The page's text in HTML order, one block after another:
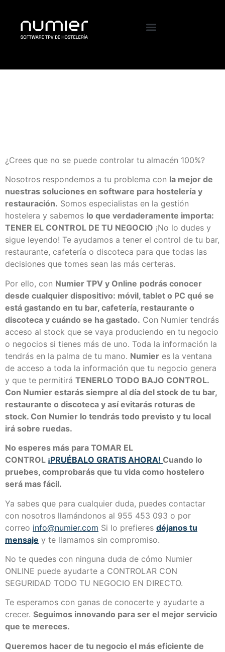
¿Crees que no se puede controlar tu almacén 100%?
Nosotros respondemos a tu problema con la mejor de
nuestras soluciones en software para hostelería y
restauración. Somos especialistas en la gestión
hostelera y sabemos lo que verdaderamente importa:
TENER EL CONTROL DE TU NEGOCIO ¡No lo dudes y
sigue leyendo! Te ayudamos a tener el control de tu bar,
restaurante, cafetería o discoteca para que todas las
decisiones que tomes sean las más certeras.
Por ello, con Numier TPV y Online podrás conocer
desde cualquier dispositivo: móvil, tablet o PC qué se
está gastando en tu bar, cafetería, restaurante o
discoteca y cuándo se ha gastado. Con Numier tendrás
acceso al stock que se vaya produciendo en tu negocio
o negocios si tienes más de uno. Toda la información la
tendrás en la palma de tu mano. Numier es la ventana
de acceso a toda la información que tu negocio genera
y que te permitirá TENERLO TODO BAJO CONTROL.
Con Numier estarás siempre al día del stock de tu bar,
restaurante o discoteca y así evitarás roturas de
stock. Con Numier lo tendrás todo previsto y tu local
irá sobre ruedas.
No esperes más para TOMAR EL
CONTROL ¡PRUÉBALO GRATIS AHORA! Cuando lo
pruebes, comprobarás que tu vida como hostelero
será mas fácil.
Ya sabes que para cualquier duda, puedes contactar
con nosotros llamándonos al 955 453 093 o por
correo info@numier.com Si lo prefieres déjanos tu
mensaje y te llamamos sin compromiso.
No te quedes con ninguna duda de cómo Numier
ONLINE puede ayudarte a CONTROLAR CON
SEGURIDAD TODO TU NEGOCIO EN DIRECTO.
Te esperamos con ganas de conocerte y ayudarte a
crecer. Seguimos innovando para ser el mejor servicio
que te mereces.
Queremos hacer de tu negocio el más eficiente de